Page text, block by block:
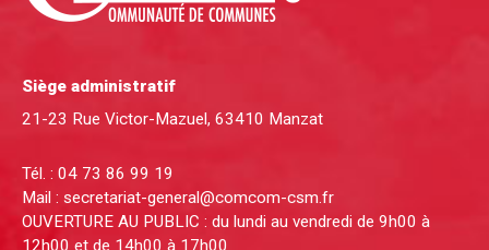
Siège administratif
21-23 Rue Victor-Mazuel, 63410 Manzat
Tél. : 04 73 86 99 19
Mail : secretariat-general@comcom-csm.fr
OUVERTURE AU PUBLIC : du lundi au vendredi de 9h00 à
12h00 et de 14h00 à 17h00